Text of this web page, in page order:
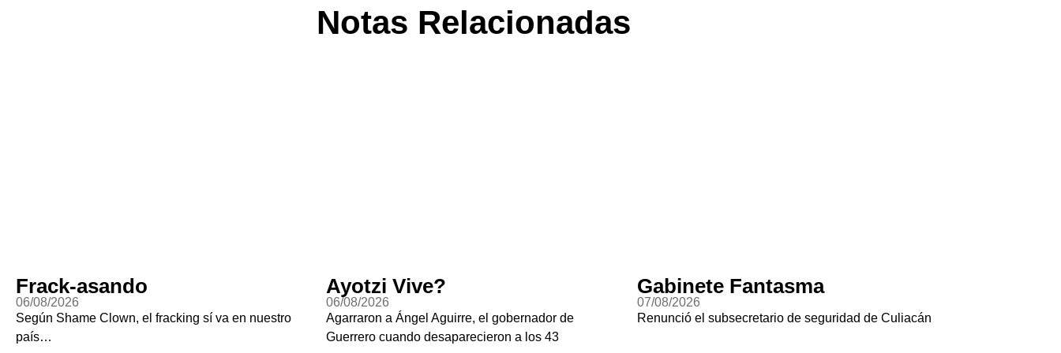
Notas Relacionadas
Frack-asando
06/08/2026
Según Shame Clown, el fracking sí va en nuestro
país…
Ayotzi Vive?
06/08/2026
Agarraron a Ángel Aguirre, el gobernador de
Guerrero cuando desaparecieron a los 43
Gabinete Fantasma
07/08/2026
Renunció el subsecretario de seguridad de Culiacán